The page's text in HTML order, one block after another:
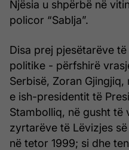
Njësia u shpërbë në
policor “Sablja”.
Disa prej pjesëtarëve
politike - përfshirë
Serbisë, Zoran
e ish-presidentit të
Stambolliq, në gusht
zyrtarëve të Lëvizjes
në tetor 1999; si dhe